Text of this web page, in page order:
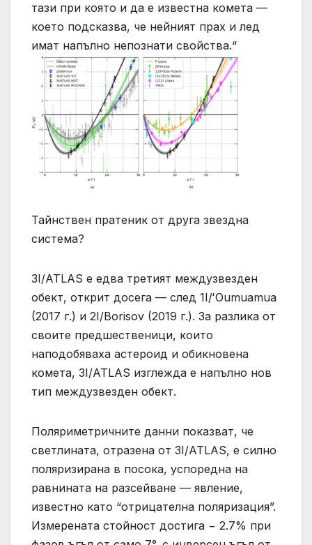
тази при която и да е известна комета —
което подсказва, че нейният прах и лед
имат напълно непознати свойства.“
Тайнствен пратеник от друга звездна
система?
3I/ATLAS е едва третият междузвезден
обект, открит досега — след 1I/ʻOumuamua
(2017 г.) и 2I/Borisov (2019 г.). За разлика от
своите предшественици, които
наподобяваха астероид и обикновена
комета, 3I/ATLAS изглежда е напълно нов
тип междузвезден обект.
Поляриметричните данни показват, че
светлината, отразена от 3I/ATLAS, е силно
поляризирана в посока, успоредна на
равнината на разсейване — явление,
известно като “отрицателна поляризация”.
Измерената стойност достига − 2.7% при